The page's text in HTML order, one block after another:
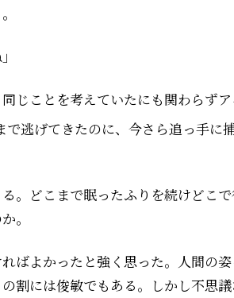
じことを考えていたにも関わらず
で逃げてきたのに、今さら追っ手に
。どこまで眠ったふりを続けどこ
。
ばよかったと強く思った。人間の
割には俊敏でもある。しかし不思